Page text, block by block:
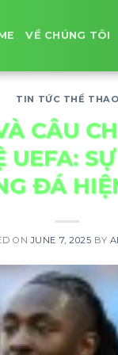
VỀ CHÚNG TÔI
TIN TỨC THỂ THAO
CÂU
ĐÁ
ONJUNE 7, 2025 BY